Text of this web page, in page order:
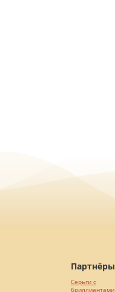
Партнёры
Серьги с
бриллиантами